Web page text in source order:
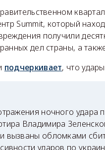
Summit, который
получили
дел страны, а
подчеркивает, что
ночного удара
Владимира
вызваны обломками
ударов по